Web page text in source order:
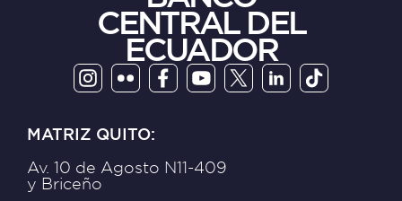
CENTRAL DEL
ECUADOR
MATRIZ QUITO:
Av. 10 de Agosto N11-409
y Briceño